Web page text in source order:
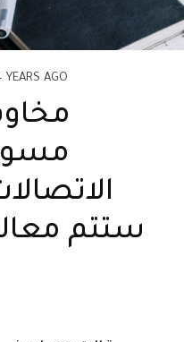
YEARS AGO
ستتم